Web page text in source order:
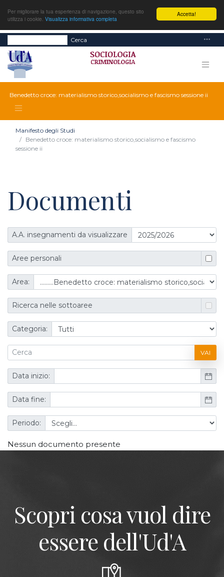
Accetta!
Per migliorare la tua esperienza di navigazione, questo sito
utilizza i cookie. Visualizza informativa completa
Cerca
Benedetto croce: materialismo storico,socialismo e fascismo sessione ii
Manifesto degli Studi
Benedetto croce: materialismo storico,socialismo e fascismo
sessione ii
Documenti
A.A. insegnamenti da visualizzare
Aree personali
Area:
Ricerca nelle sottoaree
Categoria:
VAI
Data inizio:
Data fine:
Periodo:
Nessun documento presente
Scopri cosa vuol dire
essere dell'Ud'A